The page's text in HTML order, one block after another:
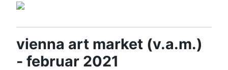
vienna art market (v.a.m.)
- februar 2021